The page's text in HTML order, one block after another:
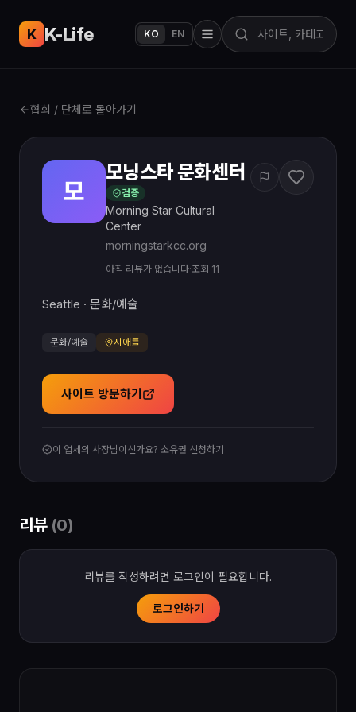
K K-Life KO EN
협회 / 단체로 돌아가기
모
모닝스타 문화센터
검증
Morning Star Cultural
Center
morningstarkcc.org
아직 리뷰가 없습니다·조회 11
Seattle · 문화/예술
문화/예술 시애틀
사이트 방문하기
이 업체의 사장님이신가요? 소유권 신청하기
리뷰 (0)
리뷰를 작성하려면 로그인이 필요합니다.
로그인하기